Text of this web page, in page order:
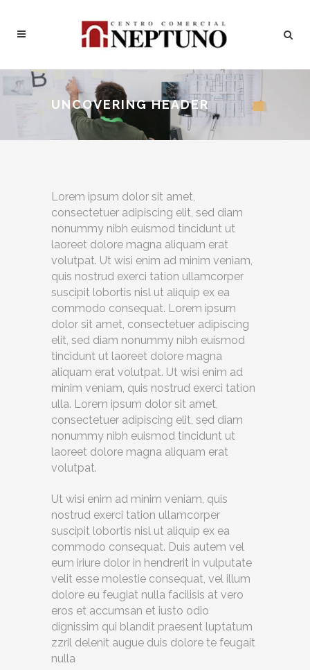
UNCOVERING HEADER
Lorem ipsum dolor sit amet,
consectetuer adipiscing elit, sed diam
nonummy nibh euismod tincidunt ut
laoreet dolore magna aliquam erat
volutpat. Ut wisi enim ad minim veniam,
quis nostrud exerci tation ullamcorper
suscipit lobortis nisl ut aliquip ex ea
commodo consequat. Lorem ipsum
dolor sit amet, consectetuer adipiscing
elit, sed diam nonummy nibh euismod
tincidunt ut laoreet dolore magna
aliquam erat volutpat. Ut wisi enim ad
minim veniam, quis nostrud exerci tation
ulla. Lorem ipsum dolor sit amet,
consectetuer adipiscing elit, sed diam
nonummy nibh euismod tincidunt ut
laoreet dolore magna aliquam erat
volutpat.
Ut wisi enim ad minim veniam, quis
nostrud exerci tation ullamcorper
suscipit lobortis nisl ut aliquip ex ea
commodo consequat. Duis autem vel
eum iriure dolor in hendrerit in vulputate
velit esse molestie consequat, vel illum
dolore eu feugiat nulla facilisis at vero
eros et accumsan et iusto odio
dignissim qui blandit praesent luptatum
zzril delenit augue duis dolore te feugait
nulla